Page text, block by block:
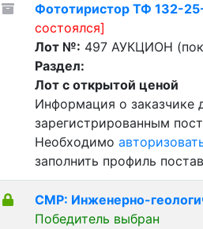
Фототиристор ТФ 132-
состоялся]
Лот №: 497 АУКЦИОН
Раздел:
Лот с открытой ценой
Информация о заказчике
зарегистрированным
Необходимо
заполнить профиль
СМР: Инженерно-
Победитель выбран